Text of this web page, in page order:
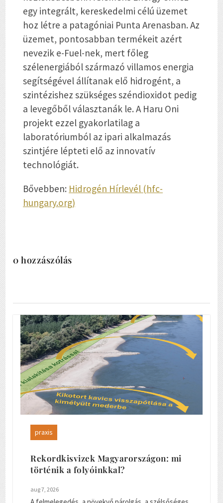
egy integrált, kereskedelmi célú üzemet
hoz létre a patagóniai Punta Arenasban. Az
üzemet, pontosabban termékeit azért
nevezik e-Fuel-nek, mert főleg
szélenergiából származó villamos energia
segítségével állítanak elő hidrogént, a
szintézishez szükséges széndioxidot pedig
a levegőből választanák le. A Haru Oni
projekt ezzel gyakorlatilag a
laboratóriumból az ipari alkalmazás
szintjére lépteti elő az innovatív
technológiát.
Bővebben: Hidrogén Hírlevél (hfc-
hungary.org)
0 hozzászólás
praxis
Rekordkisvizek Magyarországon: mi
történik a folyóinkkal?
aug 7, 2026